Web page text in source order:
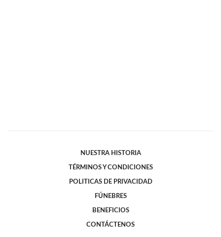
NUESTRA HISTORIA
TÉRMINOS Y CONDICIONES
POLITICAS DE PRIVACIDAD
FÚNEBRES
BENEFICIOS
CONTÁCTENOS